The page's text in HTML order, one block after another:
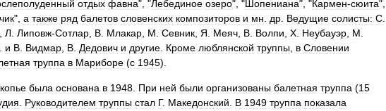
отдых фавна", "Лебединое озеро", "Шопениана", "Кармен-сюита",
", а также ряд балетов словенских композиторов и мн др Ведущие солисты: С
Л Липовж-Сотлар В Млакар М Севник Я Меяч В Волпи X Неубауэр М
и В Видмар В Дедович и другие Кроме люблянской труппы в Словении
труппа в Мариборе (с 1945).
была основана в 1948 При ней были организованы балетная труппа (15
Руководителем труппы стал Г. Македонский В 1949 труппа показала